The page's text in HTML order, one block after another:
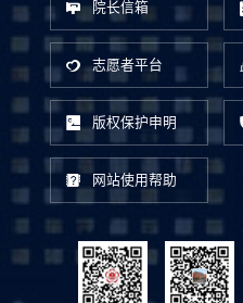
院长信箱
志愿者平台
版权保护申明
网站使用帮助